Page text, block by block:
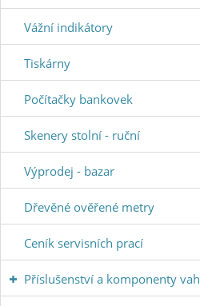
Vážní indikátory
Tiskárny
Počítačky bankovek
Skenery stolní - ruční
Výprodej - bazar
Dřevěné ověřené metry
Ceník servisních prací
Příslušenství a komponenty vah